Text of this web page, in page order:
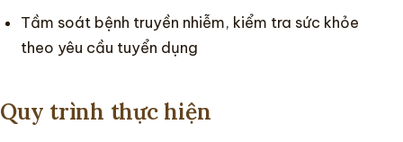
Tầm soát bệnh truyền nhiễm, kiểm tra sức khỏe
theo yêu cầu tuyển dụng
Quy trình thực hiện